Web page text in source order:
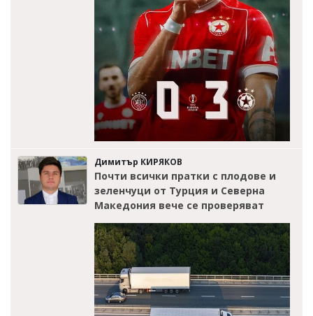
Димитър КИРЯКОВ
Почти всички пратки с плодове и
зеленчуци от Турция и Северна
Македония вече се проверяват